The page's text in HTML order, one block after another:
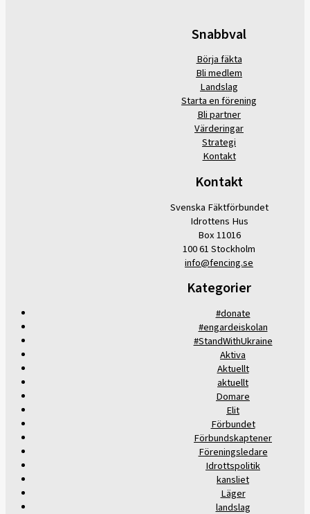
Snabbval
Börja fäkta
Bli medlem
Landslag
Starta en förening
Bli partner
Värderingar
Strategi
Kontakt
Kontakt
Svenska Fäktförbundet
Idrottens Hus
Box 11016
100 61 Stockholm
info@fencing.se
Kategorier
#donate
#engardeiskolan
#StandWithUkraine
Aktiva
Aktuellt
aktuellt
Domare
Elit
Förbundet
Förbundskaptener
Föreningsledare
Idrottspolitik
kansliet
Läger
landslag